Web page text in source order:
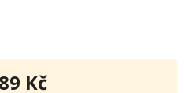
89 Kč